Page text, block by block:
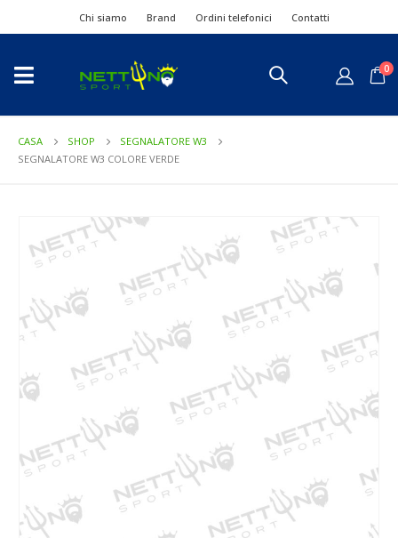
Chi siamo Brand Ordini telefonici Contatti
0
CASA SHOP
SEGNALATORE W3
SEGNALATORE W3 COLORE VERDE